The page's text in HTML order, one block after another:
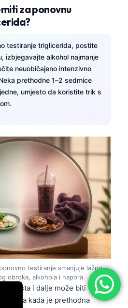
za ponovnu
testiranje triglicerida, postite
izbjegavajte alkohol najmanje
neuobičajeno intenzivno
prethodne 1–2 sedmice
umjesto da koristite trik s
testiranje smanjuje lažno
obroka, alkohola i napora.
posta i dalje može biti
kada je prethodna